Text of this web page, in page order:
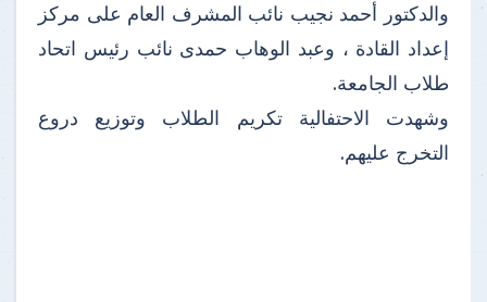
والدكتور أحمد نجيب نائب المشرف العام على مركز
إعداد القادة ، وعبد الوهاب حمدى نائب رئيس اتحاد
طلاب الجامعة.
وشهدت الاحتفالية تكريم الطلاب وتوزيع دروع
التخرج عليهم.